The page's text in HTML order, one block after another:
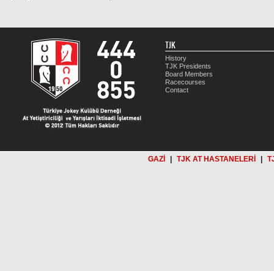
TJK
History
TJK Presidents
Board Members
Racecourses
Contact
GAZİ TJK AT HASTANELERİ